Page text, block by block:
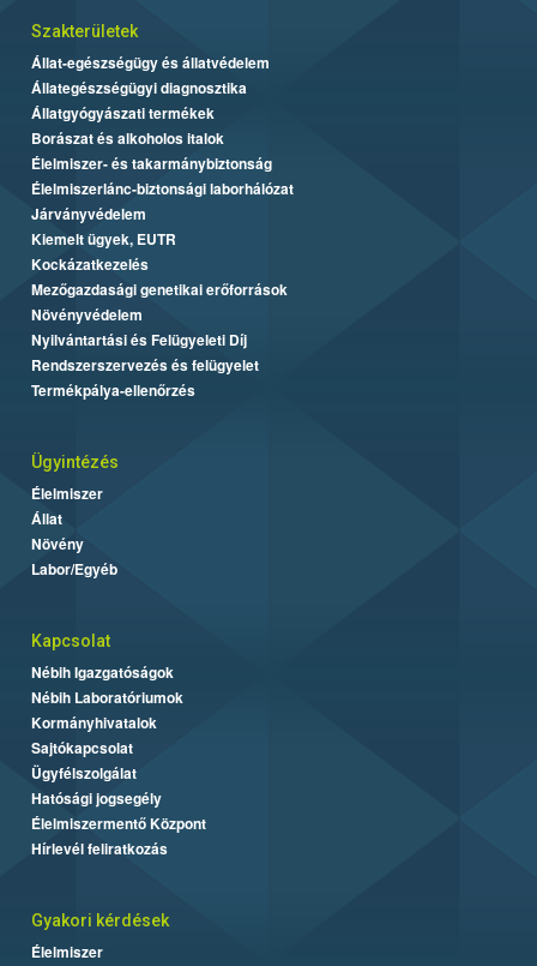
Szakterületek
Állat-egészségügy és állatvédelem
Állategészségügyi diagnosztika
Állatgyógyászati termékek
Borászat és alkoholos italok
Élelmiszer- és takarmánybiztonság
Élelmiszerlánc-biztonsági laborhálózat
Járványvédelem
Kiemelt ügyek, EUTR
Kockázatkezelés
Mezőgazdasági genetikai erőforrások
Növényvédelem
Nyilvántartási és Felügyeleti Díj
Rendszerszervezés és felügyelet
Termékpálya-ellenőrzés
Ügyintézés
Élelmiszer
Állat
Növény
Labor/Egyéb
Kapcsolat
Nébih Igazgatóságok
Nébih Laboratóriumok
Kormányhivatalok
Sajtókapcsolat
Ügyfélszolgálat
Hatósági jogsegély
Élelmiszermentő Központ
Hírlevél feliratkozás
Gyakori kérdések
Élelmiszer